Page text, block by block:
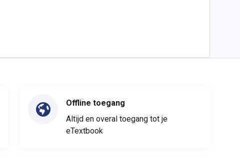
Offline toegang
Altijd en overal toegang tot je
eTextbook